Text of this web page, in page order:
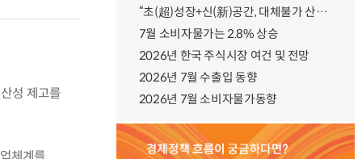
성 제고를
“초(超)성장+신(新)공간, 대체불가 산업강국”
7월 소비자물가는 2.8% 상승
2026년 한국 주식시장 여건 및 전망
2026년 7월 수출입 동향
2026년 7월 소비자물가동향